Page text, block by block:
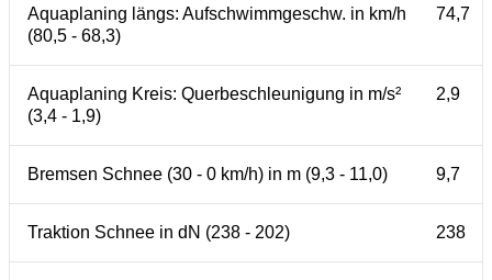
Aquaplaning längs: Aufschwimmgeschw. in km/h
(80,5 - 68,3)
74,7
Aquaplaning Kreis: Querbeschleunigung in m/s²
(3,4 - 1,9)
2,9
Bremsen Schnee (30 - 0 km/h) in m (9,3 - 11,0) 9,7
Traktion Schnee in dN (238 - 202) 238